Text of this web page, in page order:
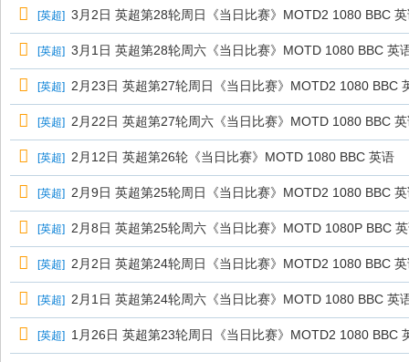
[英超] 3月2日 英超第28轮周日《当日比赛》MOTD2 1080 BBC
[英超] 3月1日 英超第28轮周六《当日比赛》MOTD 1080 BBC 英
[英超] 2月23日 英超第27轮周日《当日比赛》MOTD2 1080 BBC
[英超] 2月22日 英超第27轮周六《当日比赛》MOTD 1080 BBC
[英超] 2月12日 英超第26轮《当日比赛》MOTD 1080 BBC 英语
[英超] 2月9日 英超第25轮周日《当日比赛》MOTD2 1080 BBC
[英超] 2月8日 英超第25轮周六《当日比赛》MOTD 1080P BBC
[英超] 2月2日 英超第24轮周日《当日比赛》MOTD2 1080 BBC
[英超] 2月1日 英超第24轮周六《当日比赛》MOTD 1080 BBC 英
[英超] 1月26日 英超第23轮周日《当日比赛》MOTD2 1080 BBC